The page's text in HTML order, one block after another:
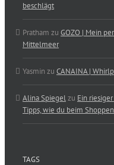
beschlägt
Pratham zu GOZO | Mein
Mittelmeer
Yasmin zu CANAINA |
Alina Spiegelzu Ein
Tipps, wie du beim
TAGS